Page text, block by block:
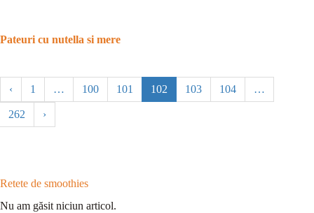
Pateuri cu nutella si mere
‹ 1 … 100 101 102 103 104 …
262 ›
Retete de smoothies
Nu am găsit niciun articol.